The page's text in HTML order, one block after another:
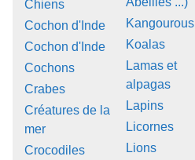
Chiens
Cochon d'Inde
Cochon d'Inde
Cochons
Crabes
Créatures de la
mer
Crocodiles
Kangourous
Koalas
Lamas et
alpagas
Lapins
Licornes
Lions